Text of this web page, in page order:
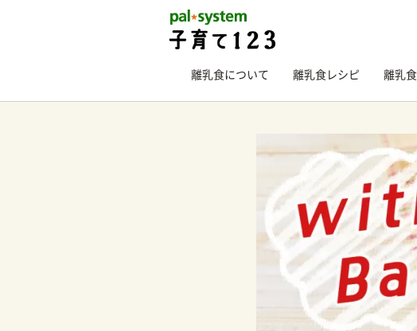
離乳食について 離乳食レシピ 離乳